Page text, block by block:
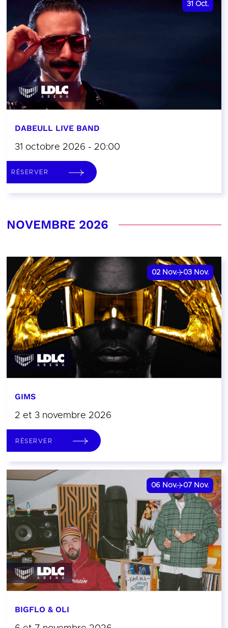
31 Oct.
DABEULL LIVE BAND
31 octobre 2026 - 20:00
RÉSERVER
NOVEMBRE 2026
02 Nov. 03 Nov.
GIMS
2 et 3 novembre 2026
RÉSERVER
06 Nov. 07 Nov.
BIGFLO & OLI